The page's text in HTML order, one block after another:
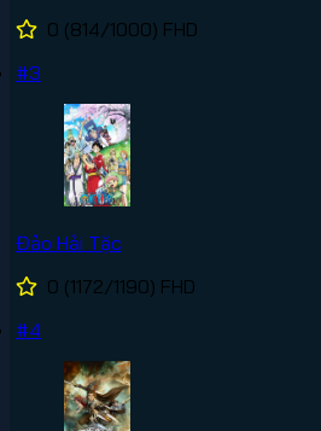
0 (814/1000) FHD
#3
Đảo Hải Tặc
0 (1172/1190) FHD
#4